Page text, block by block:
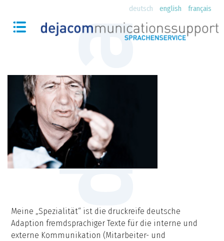
deutsch english français
Meine „Spezialität“ ist die druckreife deutsche
Adaption fremdsprachiger Texte für die interne und
externe Kommunikation (Mitarbeiter- und